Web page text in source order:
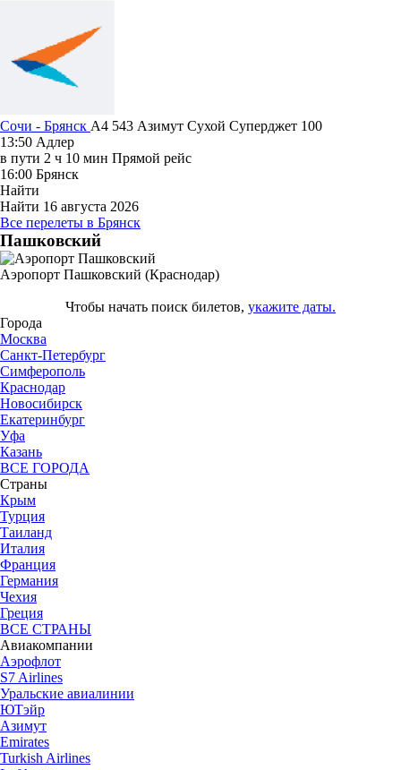
Сочи - Брянск A4 543 Азимут Сухой Суперджет 100
13:50 Адлер
в пути 2 ч 10 мин Прямой рейс
16:00 Брянск
Найти
Найти 16 августа 2026
Все перелеты в Брянск
Пашковский
Аэропорт Пашковский (Краснодар)
Чтобы начать поиск билетов, укажите даты.
Города
Москва
Санкт-Петербург
Симферополь
Краснодар
Новосибирск
Екатеринбург
Уфа
Казань
ВСЕ ГОРОДА
Страны
Крым
Турция
Таиланд
Италия
Франция
Германия
Чехия
Греция
ВСЕ СТРАНЫ
Авиакомпании
Аэрофлот
S7 Airlines
Уральские авиалинии
ЮТэйр
Азимут
Emirates
Turkish Airlines